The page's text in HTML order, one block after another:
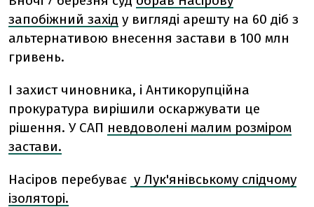
запобіжний захід у вигляді арешту на 60 діб з
альтернативою внесення застави в 100 млн
гривень.
І захист чиновника, і Антикорупційна
прокуратура вирішили оскаржувати це
рішення. У САП невдоволені малим розміром
застави.
Насіров перебуває у Лук'янівському слідчому
ізоляторі.